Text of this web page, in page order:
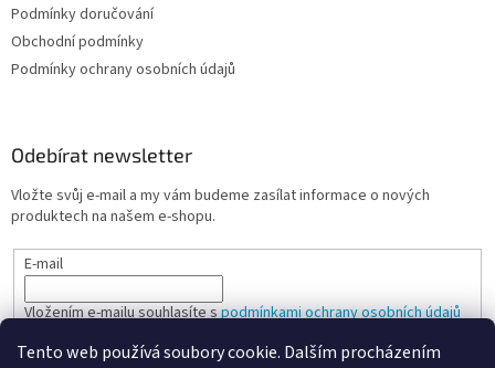
Tento web používá soubory cookie. Dalším procházením
Podmínky doručování
Obchodní podmínky
Podmínky ochrany osobních údajů
Odebírat newsletter
Vložte svůj e-mail a my vám budeme zasílat informace o nových
produktech na našem e-shopu.
E-mail
Vložením e-mailu souhlasíte spodmínkami ochrany osobních údajů